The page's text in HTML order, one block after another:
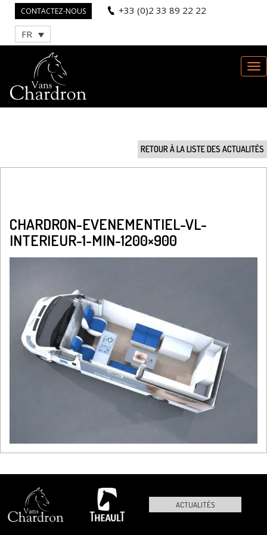
CONTACTEZ-NOUS +33 (0)2 33 89 22 22
FR
RETOUR À LA LISTE DES ACTUALITÉS
CHARDRON-EVENEMENTIEL-VL-
INTERIEUR-1-MIN-1200×900
ACTUALITÉS